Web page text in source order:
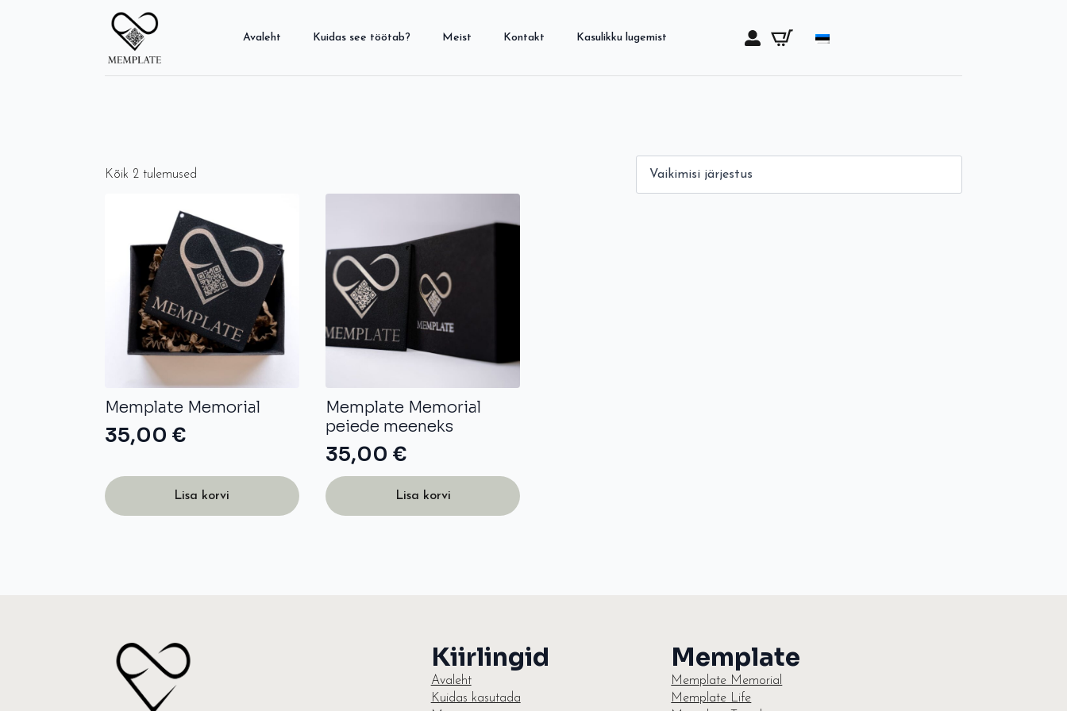
Avaleht Kuidas see töötab? Meist Kontakt Kasulikku lugemist
Kõik 2 tulemused
Memplate Memorial
35,00 €
Lisa korvi
Memplate Memorial
peiede meeneks
35,00 €
Lisa korvi
Kiirlingid
Avaleht
Kuidas kasutada
Memplate
Memplate Memorial
Memplate Life